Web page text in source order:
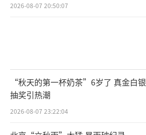
2026-08-07 20:50:07
“秋天的第一杯奶茶”6岁了 真金白银
抽奖引热潮
2026-08-07 23:22:04